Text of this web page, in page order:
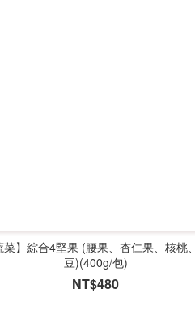
菜】綜合4堅果 (腰果、杏仁果、核桃
豆)(400g/包)
NT$480